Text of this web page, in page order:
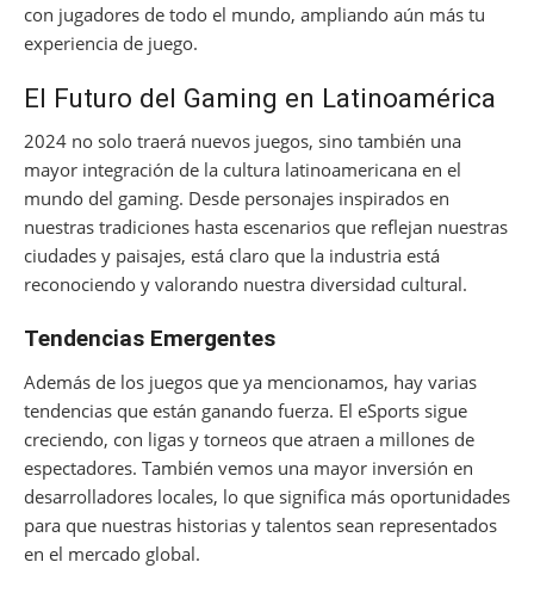
con jugadores de todo el mundo, ampliando aún más tu
experiencia de juego.
El Futuro del Gaming en Latinoamérica
2024 no solo traerá nuevos juegos, sino también una
mayor integración de la cultura latinoamericana en el
mundo del gaming. Desde personajes inspirados en
nuestras tradiciones hasta escenarios que reflejan nuestras
ciudades y paisajes, está claro que la industria está
reconociendo y valorando nuestra diversidad cultural.
Tendencias Emergentes
Además de los juegos que ya mencionamos, hay varias
tendencias que están ganando fuerza. El eSports sigue
creciendo, con ligas y torneos que atraen a millones de
espectadores. También vemos una mayor inversión en
desarrolladores locales, lo que significa más oportunidades
para que nuestras historias y talentos sean representados
en el mercado global.